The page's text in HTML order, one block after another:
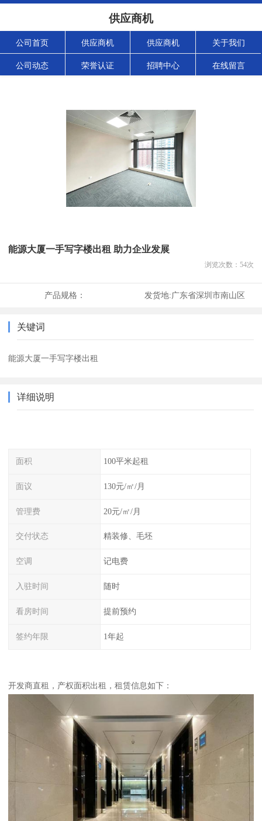
供应商机
公司首页 供应商机 供应商机 关于我们
公司动态 荣誉认证 招聘中心 在线留言
能源大厦一手写字楼出租 助力企业发展
浏览次数： 54次
产品规格： 发货地:广东省深圳市南山区
关键词
能源大厦一手写字楼出租
详细说明
面积 100平米起租
面议 130元/㎡/月
管理费 20元/㎡/月
交付状态 精装修、毛坯
空调 记电费
入驻时间 随时
看房时间 提前预约
签约年限 1年起
开发商直租，产权面积出租，租赁信息如下：